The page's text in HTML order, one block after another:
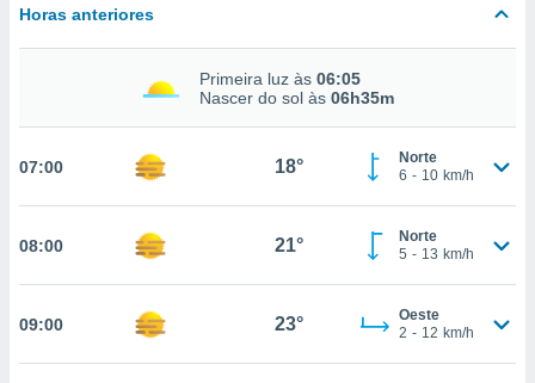
a este
das
ou
permite-
31° 17°
Horas anteriores
Primeira luz às 06:05
Nascer do sol às 06h35m
07:00 18°
Norte
6 - 10 km/h
08:00 21°
Norte
5 - 13 km/h
09:00 23°
Oeste
2 - 12 km/h